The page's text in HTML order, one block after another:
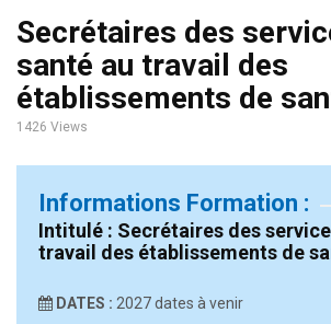
Secrétaires des
santé au travail des
établissements de
1426 Views
Informations Formation :
Intitulé : Secrétaires des
travail des établissements de
DATES : 2027 dates à venir